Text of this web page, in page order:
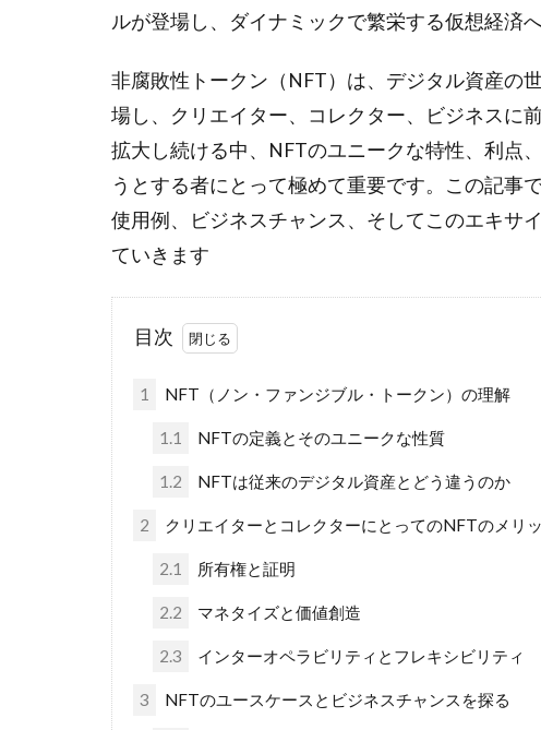
ルが登場し、ダイナミックで繁栄する仮想経済
非腐敗性トークン（NFT）は、デジタル資産の
場し、クリエイター、コレクター、ビジネスに
拡大し続ける中、NFTのユニークな特性、利点
うとする者にとって極めて重要です。この記事
使用例、ビジネスチャンス、そしてこのエキサ
ていきます
目次
1 NFT（ノン・ファンジブル・トークン）の理解
1.1 NFTの定義とそのユニークな性質
1.2 NFTは従来のデジタル資産とどう違うのか
2 クリエイターとコレクターにとってのNFTのメリ
2.1 所有権と証明
2.2 マネタイズと価値創造
2.3 インターオペラビリティとフレキシビリティ
3 NFTのユースケースとビジネスチャンスを探る